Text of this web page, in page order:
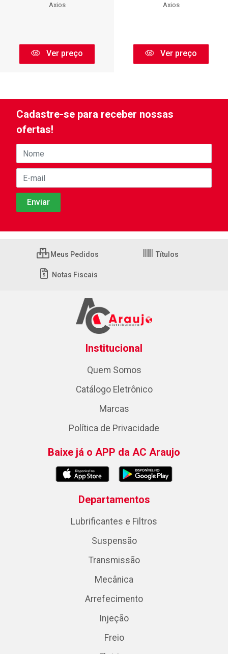
Axios
Ver preço
Axios
Ver preço
Cadastre-se para receber nossas
ofertas!
Meus Pedidos Títulos
Notas Fiscais
Institucional
Quem Somos
Catálogo Eletrônico
Marcas
Política de Privacidade
Baixe já o APP da AC Araujo
Departamentos
Lubrificantes e Filtros
Suspensão
Transmissão
Mecânica
Arrefecimento
Injeção
Freio